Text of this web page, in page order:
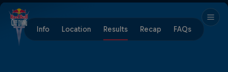
Info Location Results Recap FAQs